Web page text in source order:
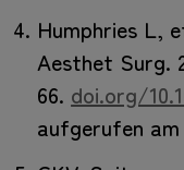
Humphries L,
Aesthet Surg.
66. doi.org/
aufgerufen am